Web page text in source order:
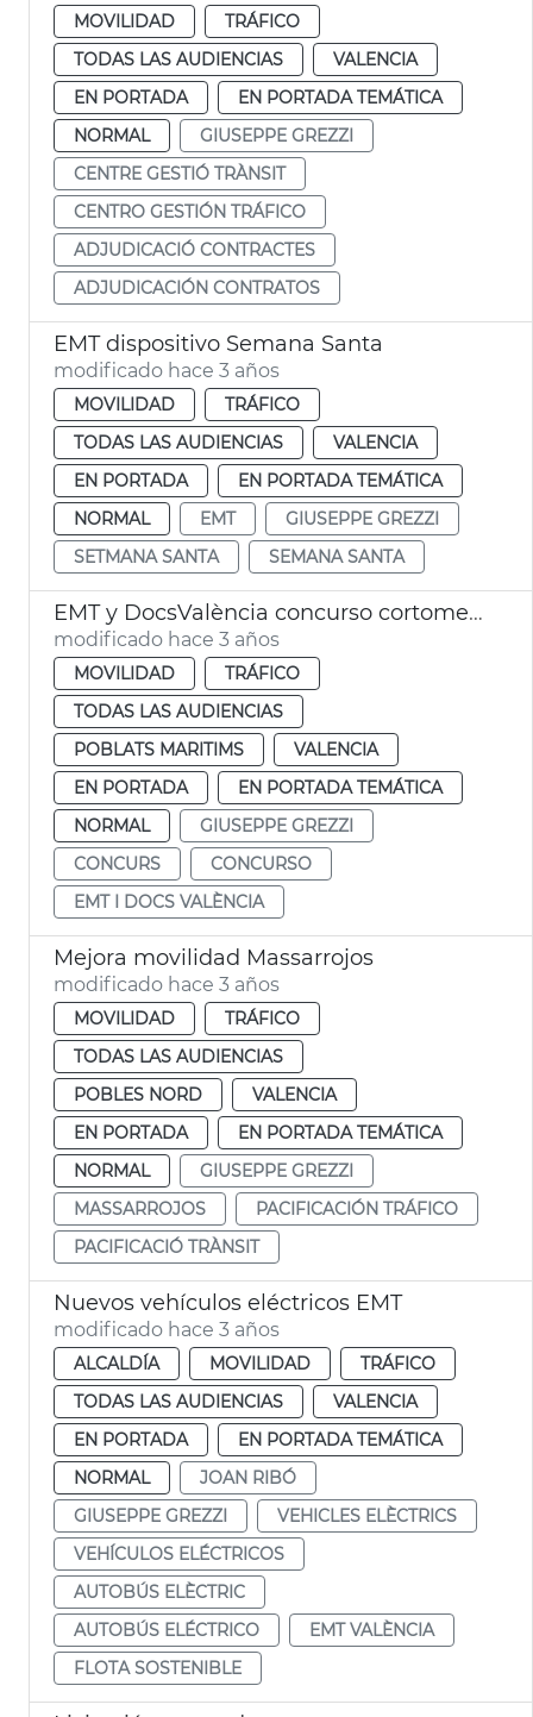
MOVILIDAD
TRÁFICO
TODAS LAS AUDIENCIAS
VALENCIA
EN PORTADA
EN PORTADA TEMÁTICA
NORMAL
GIUSEPPE GREZZI
CENTRE GESTIÓ TRÀNSIT
CENTRO GESTIÓN TRÁFICO
ADJUDICACIÓ CONTRACTES
ADJUDICACIÓN CONTRATOS
EMT dispositivo Semana Santa
modificado hace 3 años
MOVILIDAD
TRÁFICO
TODAS LAS AUDIENCIAS
VALENCIA
EN PORTADA
EN PORTADA TEMÁTICA
NORMAL
EMT
GIUSEPPE GREZZI
SETMANA SANTA
SEMANA SANTA
EMT y DocsValència concurso cortometrajes mobilidad sostenible
modificado hace 3 años
MOVILIDAD
TRÁFICO
TODAS LAS AUDIENCIAS
POBLATS MARITIMS
VALENCIA
EN PORTADA
EN PORTADA TEMÁTICA
NORMAL
GIUSEPPE GREZZI
CONCURS
CONCURSO
EMT I DOCS VALÈNCIA
Mejora movilidad Massarrojos
modificado hace 3 años
MOVILIDAD
TRÁFICO
TODAS LAS AUDIENCIAS
POBLES NORD
VALENCIA
EN PORTADA
EN PORTADA TEMÁTICA
NORMAL
GIUSEPPE GREZZI
MASSARROJOS
PACIFICACIÓN TRÁFICO
PACIFICACIÓ TRÀNSIT
Nuevos vehículos eléctricos EMT
modificado hace 3 años
ALCALDÍA MOVILIDAD
TRÁFICO
TODAS LAS AUDIENCIAS
VALENCIA
EN PORTADA
EN PORTADA TEMÁTICA
NORMAL
JOAN RIBÓ
GIUSEPPE GREZZI
VEHICLES ELÈCTRICS
VEHÍCULOS ELÉCTRICOS
AUTOBÚS ELÈCTRIC
AUTOBÚS ELÉCTRICO
EMT VALÈNCIA
FLOTA SOSTENIBLE